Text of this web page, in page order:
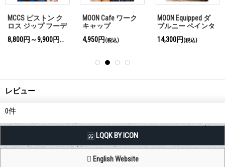
MCCS ピストン ク
ロス ジップ フーデ
8,800円～9,900円
(税込)
MOON Cafe ワーク
キャップ
4,950円 (税込)
MOON Equipped ダ
ブルニー ペインタ
14,300円 (税込)
レビュー
0件
LQQK BY ICON
English Website